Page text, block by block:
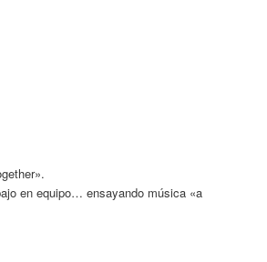
en equipo… ensayando música «a